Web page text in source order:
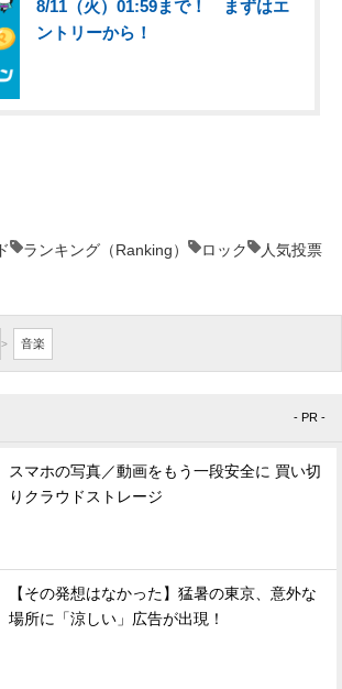
8/11（火）01:59まで！ まずはエ
ントリーから！
ランキング（Ranking） ロック
人気投票
> 音楽
- PR -
スマホの写真／動画をもう一段安全に 買い切
りクラウドストレージ
【その発想はなかった】猛暑の東京、意外な
場所に「涼しい」広告が出現！